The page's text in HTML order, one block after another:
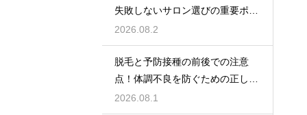
失敗しないサロン選びの重要ポイ
ント
2026.08.2
脱毛と予防接種の前後での注意
点！体調不良を防ぐための正しい
スケジュール
2026.08.1